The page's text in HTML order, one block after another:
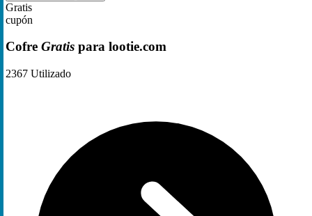
Gratis
cupón
Cofre Gratis para lootie.com
2367 Utilizado